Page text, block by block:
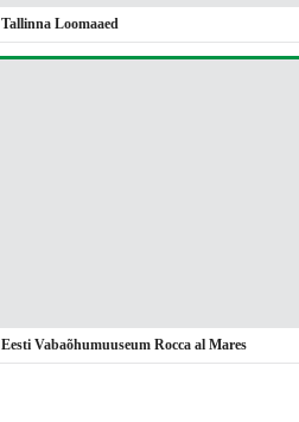
Tallinna Loomaaed
Eesti Vabaõhumuuseum Rocca al Mares